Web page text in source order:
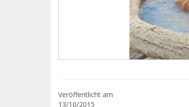
Veröffentlicht am
13/10/2015